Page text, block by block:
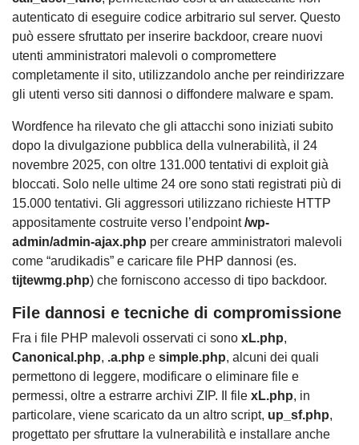
autenticato di eseguire codice arbitrario sul server. Questo
può essere sfruttato per inserire backdoor, creare nuovi
utenti amministratori malevoli o compromettere
completamente il sito, utilizzandolo anche per reindirizzare
gli utenti verso siti dannosi o diffondere malware e spam.
Wordfence ha rilevato che gli attacchi sono iniziati subito
dopo la divulgazione pubblica della vulnerabilità, il 24
novembre 2025, con oltre 131.000 tentativi di exploit già
bloccati. Solo nelle ultime 24 ore sono stati registrati più di
15.000 tentativi. Gli aggressori utilizzano richieste HTTP
appositamente costruite verso l’endpoint/wp-
admin/admin-ajax.php per creare amministratori malevoli
come “arudikadis” e caricare file PHP dannosi (es.
tijtewmg.php) che forniscono accesso di tipo backdoor.
File dannosi e tecniche di compromissione
Fra i file PHP malevoli osservati ci sono xL.php,
Canonical.php, .a.php e simple.php, alcuni dei quali
permettono di leggere, modificare o eliminare file e
permessi, oltre a estrarre archivi ZIP. Il file xL.php, in
particolare, viene scaricato da un altro script, up_sf.php,
progettato per sfruttare la vulnerabilità e installare anche